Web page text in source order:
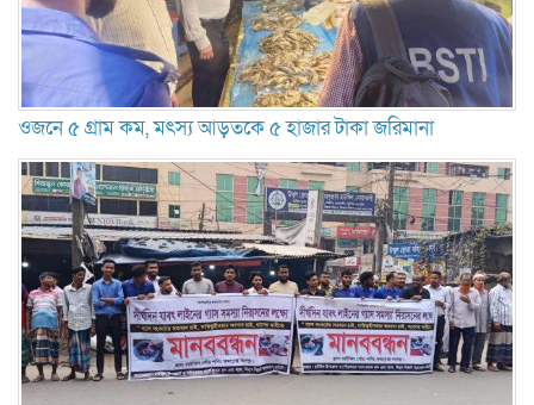
ওজনে ৫ গ্রাম কম, মৎস্য আড়তকে ৫ হাজার টাকা জরিমানা